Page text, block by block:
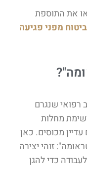
את התוספת
מפני פגיעה
רפואי שנגרם
מחלות
מכוסים. כאן
זוהי יצירה
כדי להגן